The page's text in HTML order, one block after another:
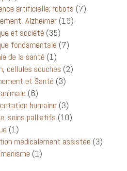
artificielle; robots (7)
Alzheimer(19)
et société (35)
fondamentale (7)
de la santé (1)
cellules souches (2)
et Santé (3)
(6)
humaine (3)
soins palliatifs (10)
(1)
médicalement assistée (3)
(1)